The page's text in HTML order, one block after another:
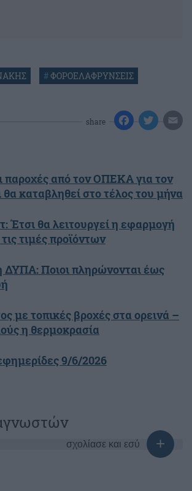
#ΦΟΡΟΕΛΑΦΡΥΝΣΕΙΣ
share
παροχές από τον ΟΠΕΚΑ για τον
θα καταβληθεί στο τέλος του μήνα
Έτσι θα λειτουργεί η εφαρμογή
τιμές προϊόντων
Ποιοι πληρώνονται έως
με τοπικές βροχές στα ορεινά –
η θερμοκρασία
9/6/2026
σχολίασε και εσύ